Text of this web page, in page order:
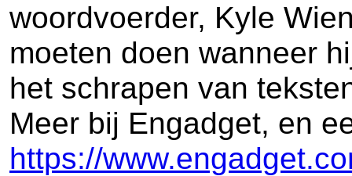
woordvoerder, Kyle
moeten doen wanneer
het schrapen van
Meer bij Engadget, en
https://